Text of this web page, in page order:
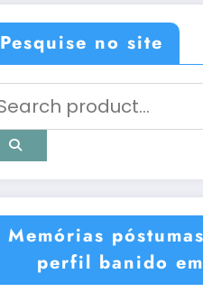
Pesquise no site
Memórias
perfil banido